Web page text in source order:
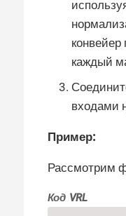
каждый
входами
Пример:
Рассмотрим
Код VRL